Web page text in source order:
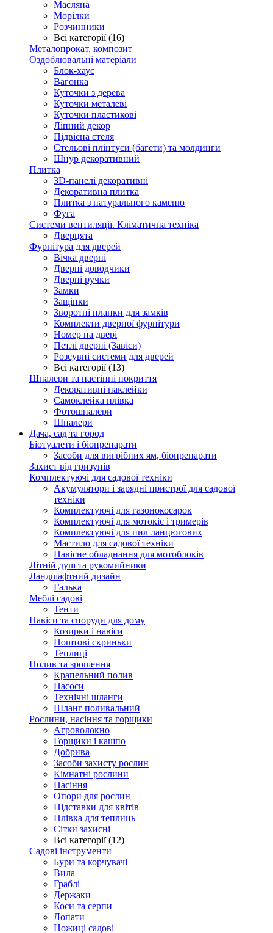
Масляна
Морілки
Розчинники
Всі категорії (16)
Металопрокат, композит
Оздоблювальні матеріали
Блок-хаус
Вагонка
Куточки з дерева
Куточки металеві
Куточки пластикові
Ліпний декор
Підвісна стеля
Стельові плінтуси (багети) та молдинги
Шнур декоративний
Плитка
3D-панелі декоративні
Декоративна плитка
Плитка з натурального каменю
Фуга
Системи вентиляції. Кліматична техніка
Дверцята
Фурнітура для дверей
Вічка дверні
Дверні доводчики
Дверні ручки
Замки
Защіпки
Зворотні планки для замків
Комплекти дверної фурнітури
Номер на двері
Петлі дверні (Завіси)
Розсувні системи для дверей
Всі категорії (13)
Шпалери та настінні покриття
Декоративні наклейки
Самоклейка плівка
Фотошпалери
Шпалери
Дача, сад та город
Біотуалети і біопрепарати
Засоби для вигрібних ям, біопрепарати
Захист від гризунів
Комплектуючі для садової техніки
Акумулятори і зарядні пристрої для садової
техніки
Комплектуючі для газонокосарок
Комплектуючі для мотокіс і тримерів
Комплектуючі для пил ланцюгових
Мастило для садової техніки
Навісне обладнання для мотоблоків
Літній душ та рукомийники
Ландшафтний дизайн
Галька
Меблі садові
Тенти
Навіси та споруди для дому
Козирки і навіси
Поштові скриньки
Теплиці
Полив та зрошення
Крапельний полив
Насоси
Технічні шланги
Шланг поливальний
Рослини, насіння та горщики
Агроволокно
Горщики і кашпо
Добрива
Засоби захисту рослин
Кімнатні рослини
Насіння
Опори для рослин
Підставки для квітів
Плівка для теплиць
Сітки захисні
Всі категорії (12)
Садові інструменти
Бури та корчувачі
Вила
Граблі
Держаки
Коси та серпи
Лопати
Ножиці садові